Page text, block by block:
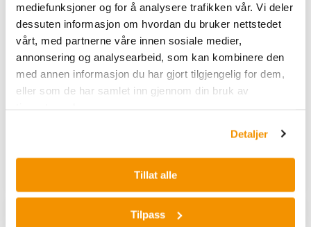
mediefunksjoner og for å analysere trafikken vår. Vi deler
dessuten informasjon om hvordan du bruker nettstedet
vårt, med partnerne våre innen sosiale medier,
annonsering og analysearbeid, som kan kombinere den
med annen informasjon du har gjort tilgjengelig for dem,
eller som de har samlet inn gjennom din bruk av
Detaljer
Tillat alle
Tilpass
HEIDOLPH
Hei-VAP Core HL G6
Hei-VAP Core HL G6 har
tydelig digital skjerm,
intuitive kontroller, LED-
ringlyssystem og allsidige
HEIDOLPH
Hei-VAP Core HL G6B
Hei-VAP Core HL G6B med
klar digital visning, dynamisk
kontroll for hastighet og
temperatur, og intuitivt
HEI 571-01610-00